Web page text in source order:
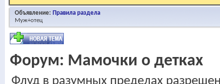
Объявление: Правила раздела
Муж+отец
Форум: Мамочки о детках
Флуд в разумных пределах